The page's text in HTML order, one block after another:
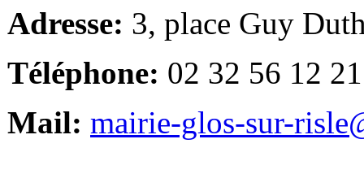
Adresse: 3, place Guy
Téléphone: 02 32 56 12 21
Mail: mairie-glos-sur-